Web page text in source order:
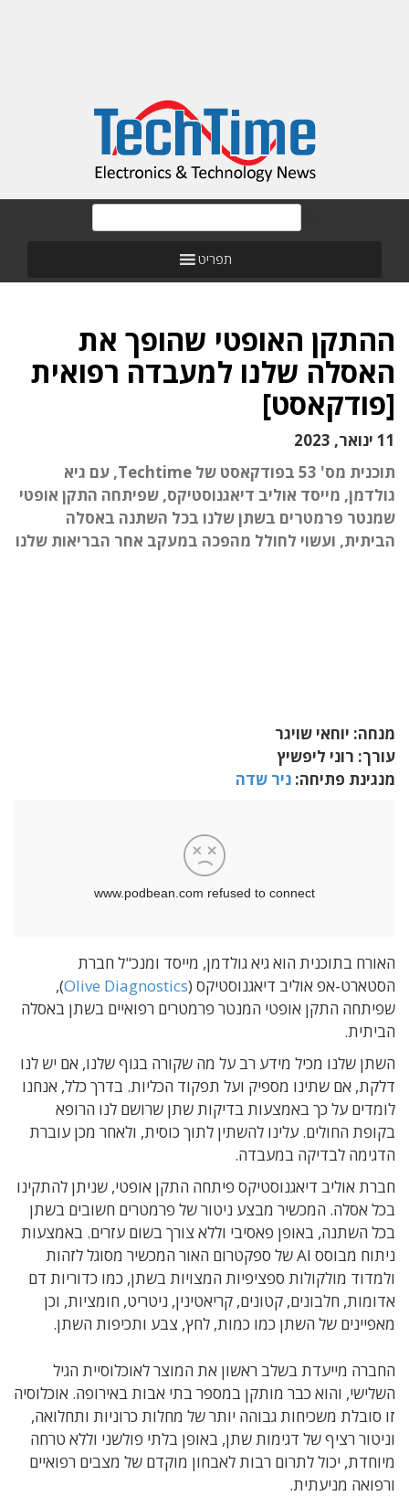
תפריט
ההתקן האופטי שהופך את
האסלה שלנו למעבדה רפואית
[פודקאסט]
11 ינואר, 2023
תוכנית מס' 53 בפודקאסט של Techtime, עם גיא
גולדמן, מייסד אוליב דיאגנוסטיקס, שפיתחה התקן אופטי
שמנטר פרמטרים בשתן שלנו בכל השתנה באסלה
הביתית, ועשוי לחולל מהפכה במעקב אחר הבריאות שלנו
מנחה: יוחאי שויגר
עורך: רוני ליפשיץ
מנגינת פתיחה: ניר שדה
האורח בתוכנית הוא גיא גולדמן, מייסד ומנכ"ל חברת
הסטארט-אפ אוליב דיאגנוסטיקס (Olive Diagnostics
),
שפיתחה התקן אופטי המנטר פרמטרים רפואיים בשתן באסלה
הביתית.
השתן שלנו מכיל מידע רב על מה שקורה בגוף שלנו, אם יש לנו
דלקת, אם שתינו מספיק ועל תפקוד הכליות. בדרך כלל, אנחנו
לומדים על כך באמצעות בדיקות שתן שרושם לנו הרופא
בקופת החולים. עלינו להשתין לתוך כוסית, ולאחר מכן עוברת
הדגימה לבדיקה במעבדה.
חברת אוליב דיאגנוסטיקס פיתחה התקן אופטי, שניתן להתקינו
בכל אסלה. המכשיר מבצע ניטור של פרמטרים חשובים בשתן
בכל השתנה, באופן פאסיבי וללא צורך בשום עזרים. באמצעות
ניתוח מבוסס AI של ספקטרום האור המכשיר מסוגל לזהות
ולמדוד מולקולות ספציפיות המצויות בשתן, כמו כדוריות דם
אדומות, חלבונים, קטונים, קריאטינין, ניטריט, חומציות, וכן
מאפיינים של השתן כמו כמות, לחץ, צבע ותכיפות השתן.
החברה מייעדת בשלב ראשון את המוצר לאוכלוסיית הגיל
השלישי, והוא כבר מותקן במספר בתי אבות באירופה. אוכלוסיה
זו סובלת משכיחות גבוהה יותר של מחלות כרוניות ותחלואה,
וניטור רציף של דגימות שתן, באופן בלתי פולשני וללא טרחה
מיוחדת, יכול לתרום רבות לאבחון מוקדם של מצבים רפואיים
ורפואה מניעתית.